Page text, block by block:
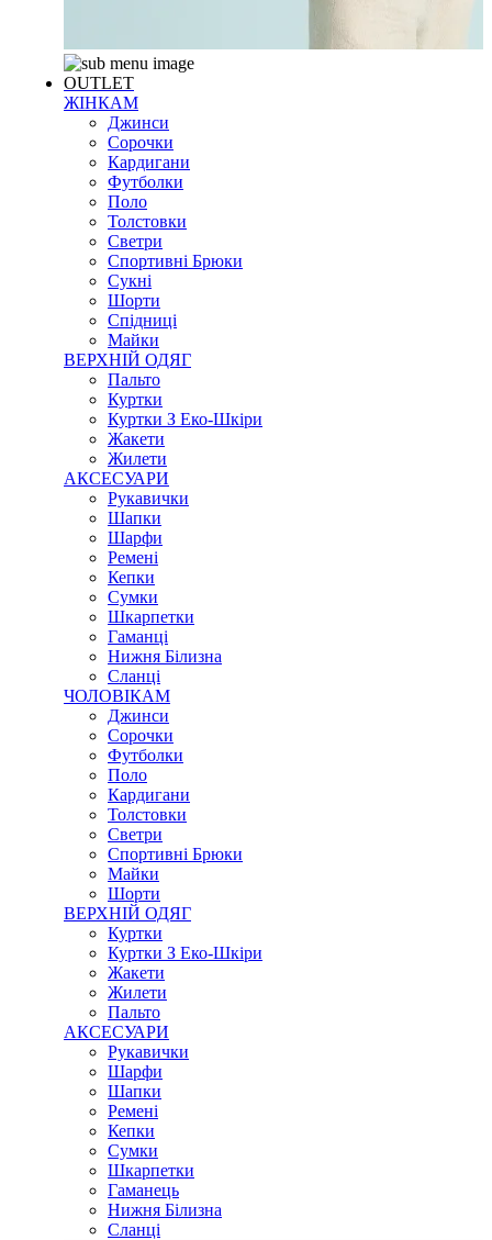
OUTLET
ЖІНКАМ
Джинси
Сорочки
Кардигани
Футболки
Поло
Толстовки
Светри
Спортивні Брюки
Сукні
Шорти
Спідниці
Майки
ВЕРХНІЙ ОДЯГ
Пальто
Куртки
Куртки З Еко-Шкіри
Жакети
Жилети
АКСЕСУАРИ
Рукавички
Шапки
Шарфи
Ремені
Кепки
Сумки
Шкарпетки
Гаманці
Нижня Білизна
Сланці
ЧОЛОВІКАМ
Джинси
Сорочки
Футболки
Поло
Кардигани
Толстовки
Светри
Спортивні Брюки
Майки
Шорти
ВЕРХНІЙ ОДЯГ
Куртки
Куртки З Еко-Шкіри
Жакети
Жилети
Пальто
АКСЕСУАРИ
Рукавички
Шарфи
Шапки
Ремені
Кепки
Сумки
Шкарпетки
Гаманець
Нижня Білизна
Сланці